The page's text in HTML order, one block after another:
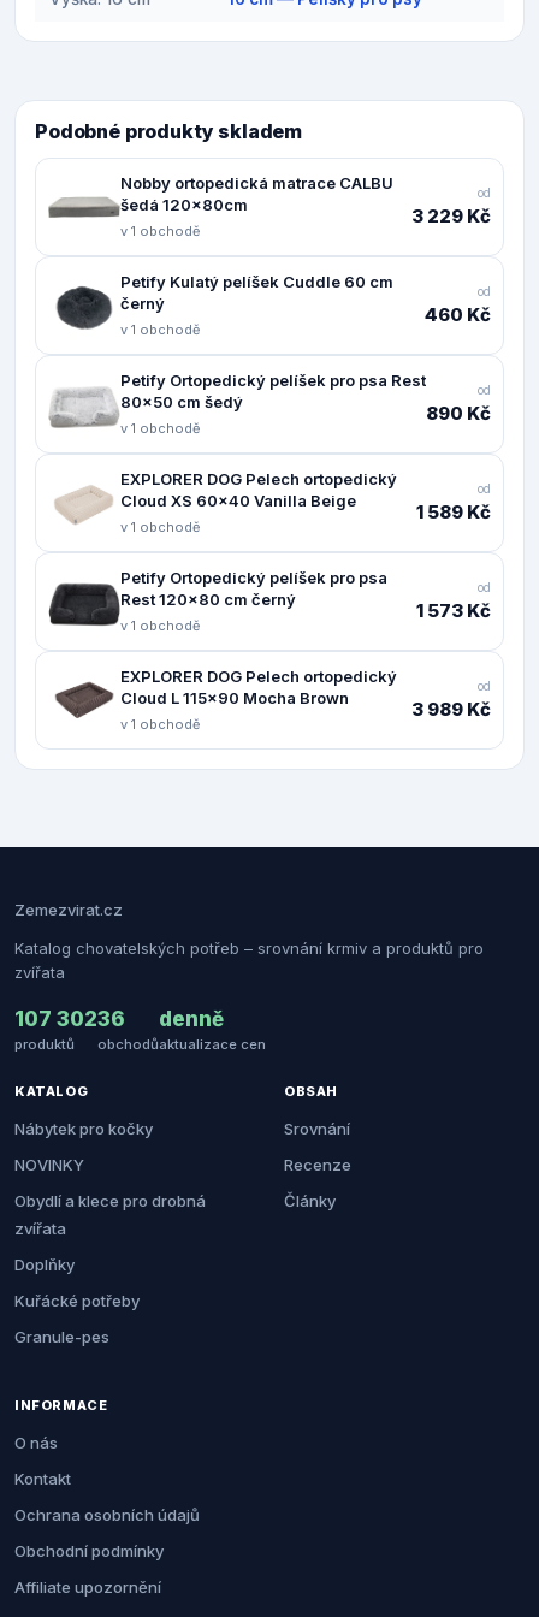
Podobné produkty skladem
Nobby ortopedická matrace CALBU
šedá 120x80cm
v 1 obchodě
od
3 229 Kč
Petify Kulatý pelíšek Cuddle 60 cm
černý
v 1 obchodě
od
460 Kč
Petify Ortopedický pelíšek pro psa Rest
80x50 cm šedý
v 1 obchodě
od
890 Kč
EXPLORER DOG Pelech ortopedický
Cloud XS 60x40 Vanilla Beige
v 1 obchodě
od
1 589 Kč
Petify Ortopedický pelíšek pro psa
Rest 120x80 cm černý
v 1 obchodě
od
1 573 Kč
EXPLORER DOG Pelech ortopedický
Cloud L 115x90 Mocha Brown
v 1 obchodě
od
3 989 Kč
Zemezvirat.cz
Katalog chovatelských potřeb – srovnání krmiv a produktů pro
zvířata
107 302
produktů
36
obchodů
denně
aktualizace cen
KATALOG
Nábytek pro kočky
NOVINKY
Obydlí a klece pro drobná
zvířata
Doplňky
Kuřácké potřeby
Granule-pes
OBSAH
Srovnání
Recenze
Články
INFORMACE
O nás
Kontakt
Ochrana osobních údajů
Obchodní podmínky
Affiliate upozornění